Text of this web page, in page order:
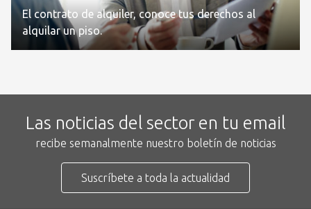
El contrato de alquiler, conoce tus derechos al
alquilar un piso.
Las noticias del sector en tu email
recibe semanalmente nuestro boletín de noticias
Suscríbete a toda la actualidad